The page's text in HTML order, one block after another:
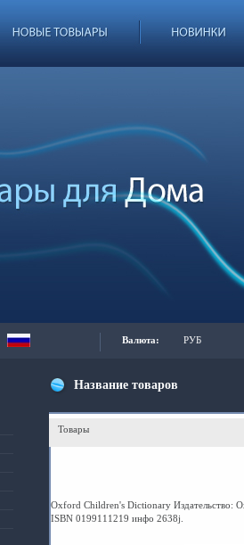
Валюта: РУБ
Название товаров
Товары
Oxford Children's Dictionary Издательство:
ISBN 0199111219 инфо 2638j.